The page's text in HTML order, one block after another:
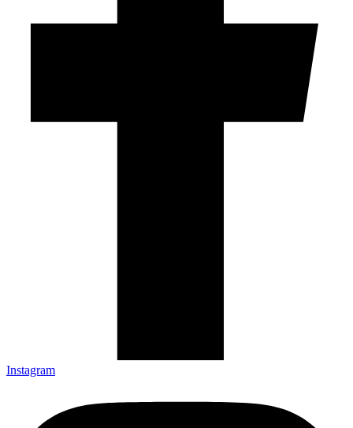
Instagram